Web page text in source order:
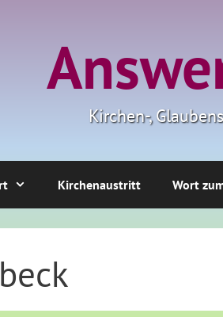
Kirchen-,
Kirchenaustritt Wort